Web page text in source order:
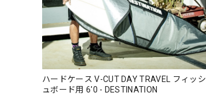
ハードケース V-CUT DAY TRAVEL フィッシ
ュボード用 6'0 - DESTINATION